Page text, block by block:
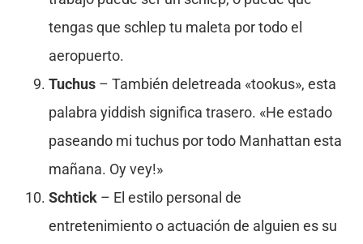
tengas que schlep tu maleta por todo el
aeropuerto.
Tuchus– También deletreada «tookus», esta
palabra yiddish significa trasero. «He estado
paseando mi tuchus por todo Manhattan esta
mañana. Oy vey!»
Schtick– El estilo personal de
entretenimiento o actuación de alguien es su